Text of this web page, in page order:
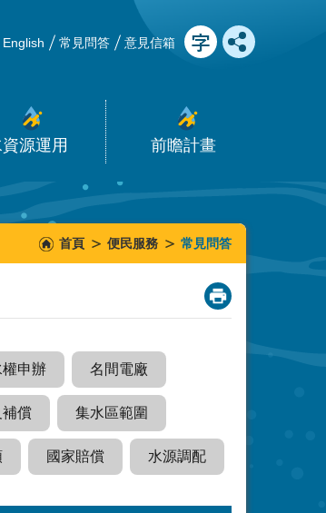
English 常見問答 意見信箱
源運用 前瞻計畫
首頁 便民服務 常見問答
_
權申辦 名間電廠
補償 集水區範圍
國家賠償 水源調配